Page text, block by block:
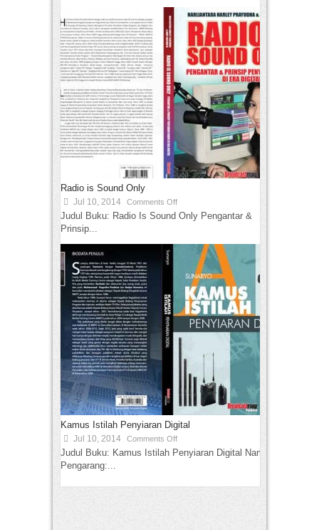
Radio is Sound Only
Jul 10, 2014 Comments Off
Judul Buku: Radio Is Sound Only Pengantar &
Prinsip...
Kamus Istilah Penyiaran Digital
Jul 10, 2014 Comments Off
Judul Buku: Kamus Istilah Penyiaran Digital Nama
Pengarang:...